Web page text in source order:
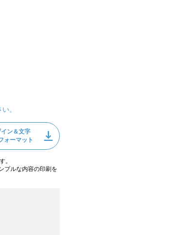
。
ン＆文字
ォーマット
。
プルな内容の印刷を